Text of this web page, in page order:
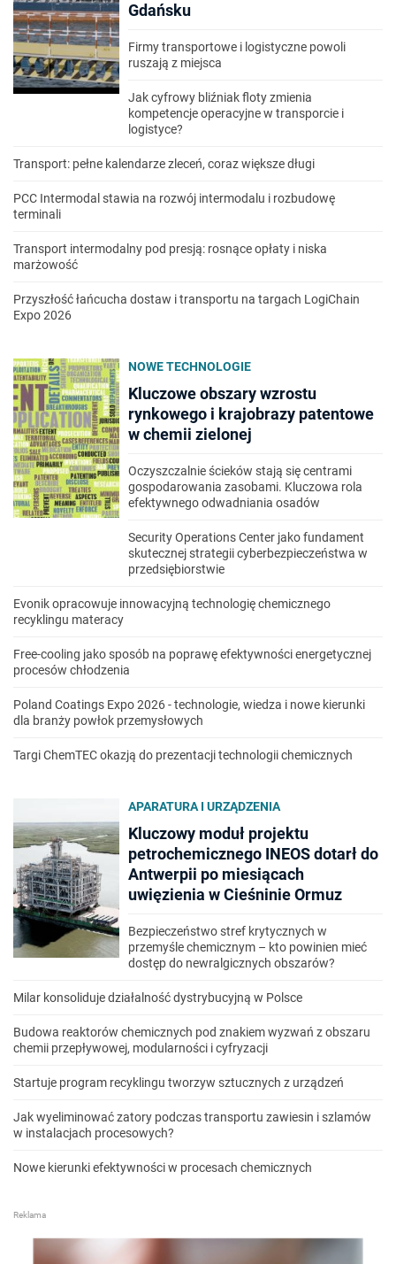
Gdańsku
Firmy transportowe i logistyczne powoli
ruszają z miejsca
Jak cyfrowy bliźniak floty zmienia
kompetencje operacyjne w transporcie i
logistyce?
Transport: pełne kalendarze zleceń, coraz większe długi
PCC Intermodal stawia na rozwój intermodalu i rozbudowę
terminali
Transport intermodalny pod presją: rosnące opłaty i niska
marżowość
Przyszłość łańcucha dostaw i transportu na targach LogiChain
Expo 2026
NOWE TECHNOLOGIE
Kluczowe obszary wzrostu
rynkowego i krajobrazy patentowe
w chemii zielonej
Oczyszczalnie ścieków stają się centrami
gospodarowania zasobami. Kluczowa rola
efektywnego odwadniania osadów
Security Operations Center jako fundament
skutecznej strategii cyberbezpieczeństwa w
przedsiębiorstwie
Evonik opracowuje innowacyjną technologię chemicznego
recyklingu materacy
Free-cooling jako sposób na poprawę efektywności energetycznej
procesów chłodzenia
Poland Coatings Expo 2026 - technologie, wiedza i nowe kierunki
dla branży powłok przemysłowych
Targi ChemTEC okazją do prezentacji technologii chemicznych
APARATURA I URZĄDZENIA
Kluczowy moduł projektu
petrochemicznego INEOS dotarł do
Antwerpii po miesiącach
uwięzienia w Cieśninie Ormuz
Bezpieczeństwo stref krytycznych w
przemyśle chemicznym – kto powinien mieć
dostęp do newralgicznych obszarów?
Milar konsoliduje działalność dystrybucyjną w Polsce
Budowa reaktorów chemicznych pod znakiem wyzwań z obszaru
chemii przepływowej, modularności i cyfryzacji
Startuje program recyklingu tworzyw sztucznych z urządzeń
Jak wyeliminować zatory podczas transportu zawiesin i szlamów
w instalacjach procesowych?
Nowe kierunki efektywności w procesach chemicznych